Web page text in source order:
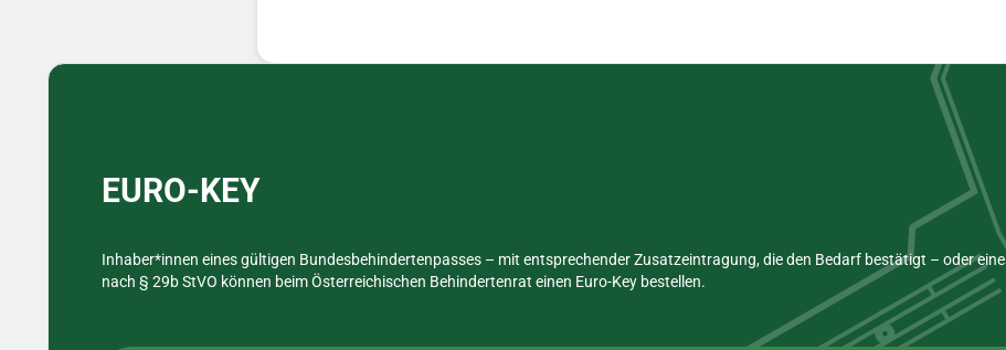
Sidebar
EURO-KEY
Inhaber*innen eines gültigen Bundesbehindertenpasses – mit entsprechender Zusatzeintragung, die den Bedarf bestätigt – oder
nach § 29b StVO können beim Österreichischen Behindertenrat einen Euro-Key bestellen.